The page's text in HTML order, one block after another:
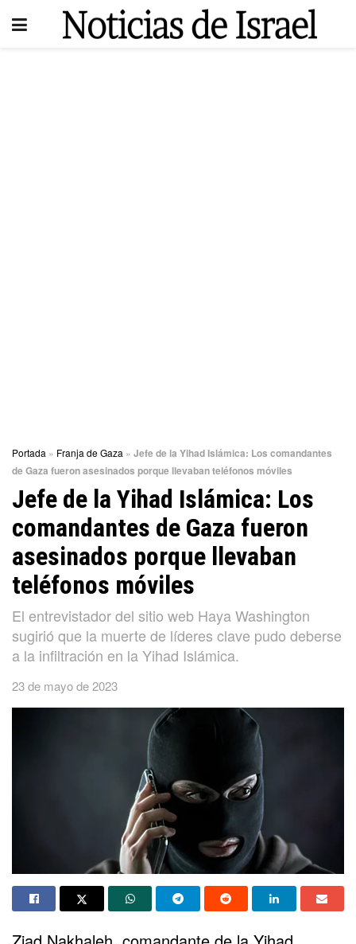
Portada » Franja de Gaza » Jefe de la Yihad Islámica: Los comandantes
de Gaza fueron asesinados porque llevaban teléfonos móviles
Jefe de la Yihad Islámica: Los
comandantes de Gaza fueron
asesinados porque llevaban
teléfonos móviles
El entrevistador del sitio web Haya Washington
sugirió que la muerte de líderes clave pudo deberse
a la infiltración en la Yihad Islámica.
23 de mayo de 2023